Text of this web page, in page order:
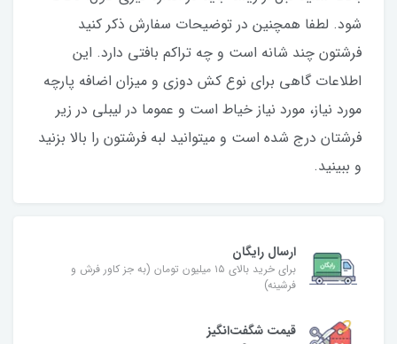
شود. لطفا همچنین در توضیحات سفارش ذکر کنید
فرشتون چند شانه است و چه تراکم بافتی دارد. این
اطلاعات گاهی برای نوع کش دوزی و میزان اضافه پارچه
مورد نیاز، مورد نیاز خیاط است و عموما در لیبلی در زیر
فرشتان درج شده است و میتوانید لبه فرشتون را بالا بزنید
و ببینید.
ارسال رایگان
برای خرید بالای ۱۵ میلیون تومان (به جز کاور فرش و
فرشینه)
قیمت شگفت‌انگیز